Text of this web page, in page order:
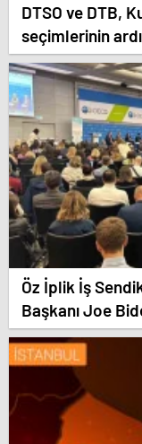
DTSO ve DTB,
seçimlerinin
için ziyaretler
Öz İplik İş
Başkanı Joe